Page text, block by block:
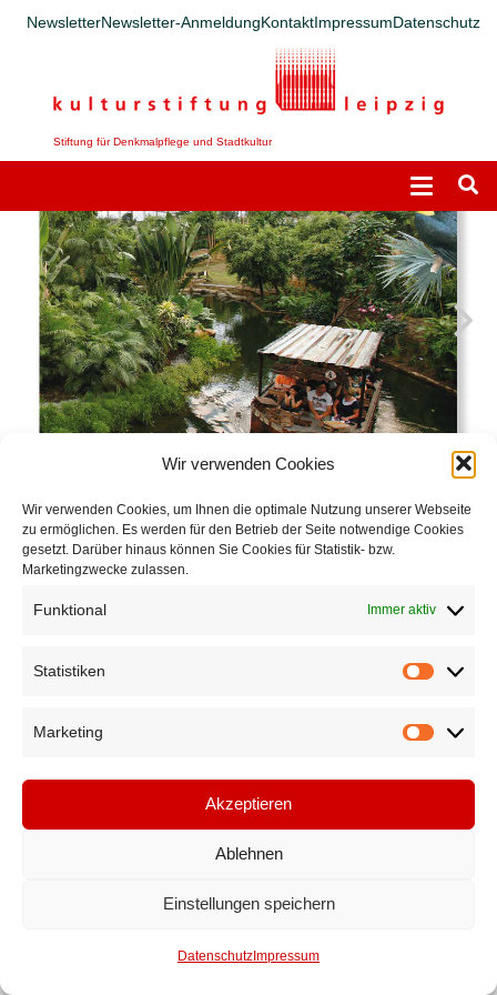
Wir verwenden Cookies
Wir verwenden Cookies, um Ihnen die optimale Nutzung unserer Webseite
zu ermöglichen. Es werden für den Betrieb der Seite notwendige Cookies
gesetzt. Darüber hinaus können Sie Cookies für Statistik- bzw.
Marketingzwecke zulassen.
Funktional Immer aktiv
Statistiken
Marketing
Akzeptieren
Ablehnen
Einstellungen speichern
DatenschutzImpressum
NewsletterNewsletter-AnmeldungKontaktImpressumDatenschutz
Stiftung für Denkmalpflege und Stadtkultur